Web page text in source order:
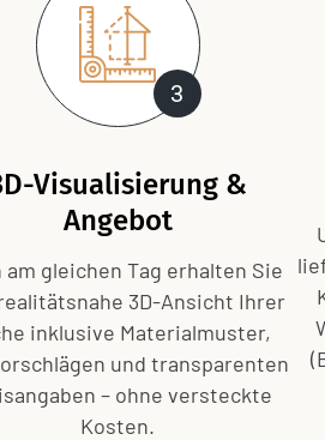
3
Visualisierung &
Angebot
am gleichen Tag erhalten Sie
3D-Ansicht Ihrer
inklusive Material­muster,
und transparenten
– ohne versteckte
Kosten.